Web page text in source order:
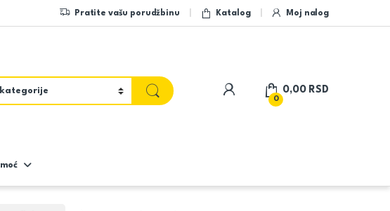
Pratite vašu porudžbinu Katalog Moj nalog
My Account
0
0,00 RSD